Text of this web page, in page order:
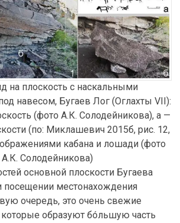
на плоскость с наскальными
навесом, Бугаев Лог (Оглахты VII):
(фото А.К. Солодейникова), а —
(по: Миклашевич 2015б, рис. 12,
кабана и лошади (фото
А.К. Солодейникова)
основной плоскости Бугаева
посещении местонахождения
очередь, это очень свежие
образуют бóльшую часть